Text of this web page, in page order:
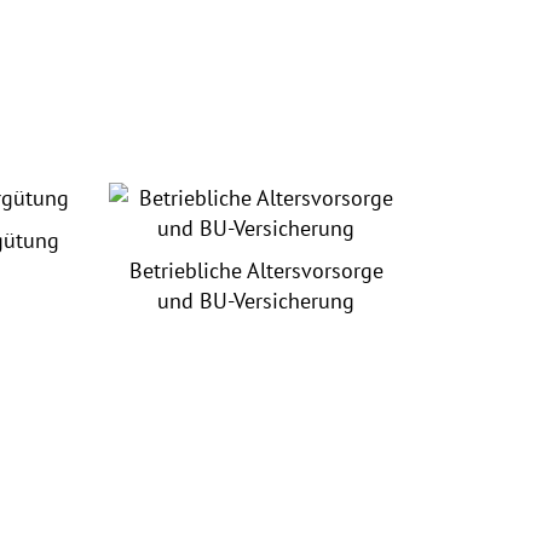
Betriebliche Altersvorsorge
und BU-Versicherung